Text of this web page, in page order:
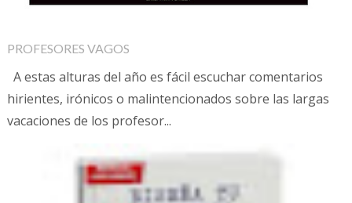
PROFESORES VAGOS
A estas alturas del año es fácil escuchar comentarios
hirientes, irónicos o malintencionados sobre las largas
vacaciones de los profesor...